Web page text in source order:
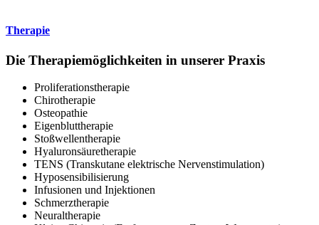
Therapie
Die Therapiemöglichkeiten in unserer Praxis
Proliferationstherapie
Chirotherapie
Osteopathie
Eigenbluttherapie
Stoßwellentherapie
Hyaluronsäuretherapie
TENS (Transkutane elektrische Nervenstimulation)
Hyposensibilisierung
Infusionen und Injektionen
Schmerztherapie
Neuraltherapie